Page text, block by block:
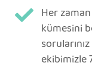
Her
kümesini
ekibimizle